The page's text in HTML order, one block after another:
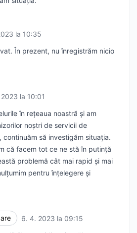
la 10:35
În prezent, nu înregistrăm nicio
la 10:01
în rețeaua noastră și am
noștri de servicii de
să investigăm situația.
că facem tot ce ne stă în putință
problemă cât mai rapid și mai
pentru înțelegere și
6. 4. 2023 la 09:15